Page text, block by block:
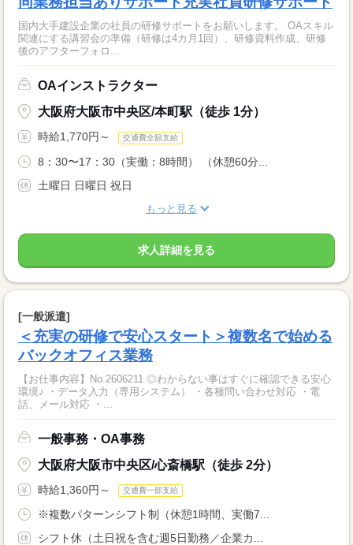
国内大手建設企業の社員の研修サポートをお願いします。 OAスキル
関連にする講習会の準備（研修は4カ月1回）、研修資料作成、研修
後のアフターフォロ...
OAインストラクター
大阪府大阪市中央区/本町駅（徒歩 1分）
時給1,770円～ 交通費全額支給
8：30〜17：30（実働：8時間） （休憩60分...
土曜日 日曜日 祝日
もっと見る
求人詳細を見る
[一般派遣]
＜充実の研修で安心スタート＞複数名で始める
バックオフィス業務
【お仕事内容】No.2606211 ◎わからない事はすぐに確認できる安心
環境♪ ・データ入力（専用システム） ・各種問い合わせ対応 ・電
話、メール対応 ・...
一般事務・OA事務
大阪府大阪市中央区/心斎橋駅（徒歩 2分）
時給1,360円～ 交通費一部支給
※複数パターンシフト制（休憩1時間、実働7...
シフト休（土日祝を含む週5日勤務／企業カ...